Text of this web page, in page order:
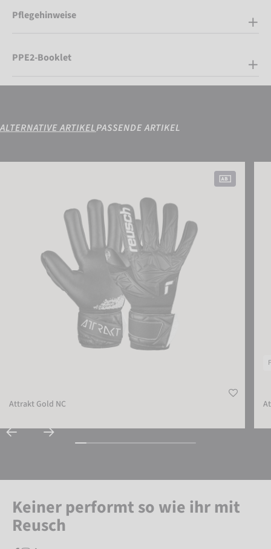
Pflegehinweise
PPE2-Booklet
ALTERNATIVE ARTIKELPASSENDE ARTIKEL
Attrakt Gold NC
Keiner performt so wie ihr mit
Reusch